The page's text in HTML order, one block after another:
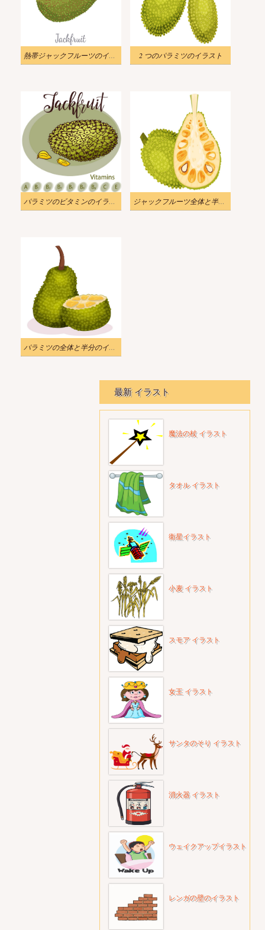
熱帯ジャックフルーツのイラスト 2 つのパラミツのイラスト
パラミツのビタミンのイラスト ジャックフルーツ全体と半分のイラスト
パラミツの全体と半分のイラスト
最新 イラスト
魔法の杖 イラスト
タオル イラスト
衛星イラスト
小麦 イラスト
スモア イラスト
女王 イラスト
サンタのそり イラスト
消火器 イラスト
ウェイクアップイラスト
レンガの壁のイラスト